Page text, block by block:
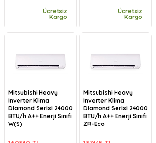
Ücretsiz
Kargo
Mitsubishi Heavy
Inverter Klima
Diamond Serisi 24000
BTU/h A++ Enerji Sınıfı
W(S)
Ücretsiz
Kargo
Mitsubishi Heavy
Inverter Klima
Diamond Serisi 24000
BTU/h A++ Enerji Sınıfı
ZR-Eco